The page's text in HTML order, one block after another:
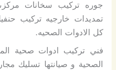
جوره تركيب سخانات
تمديدات خارجيه تركيب
كل الادوات الصحيه.
فني تركيب ادوات صحية
الصحية و صيانتها تسليك